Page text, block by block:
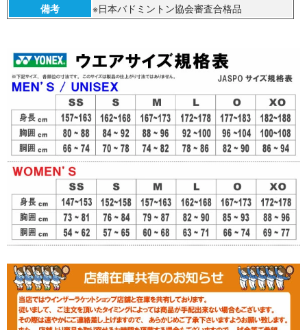
備考
※日本バドミントン協会審査合格品